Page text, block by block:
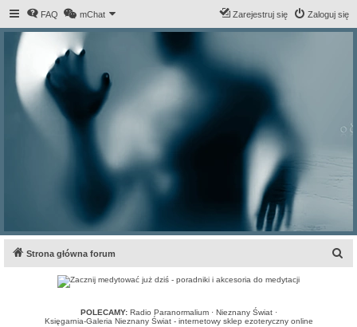
FAQ mChat Zaloguj się
Zarejestruj się
Strona główna forum
POLECAMY: Radio Paranormalium· Nieznany Świat·
Księgarnia-Galeria Nieznany Świat - internetowy sklep ezoteryczny online